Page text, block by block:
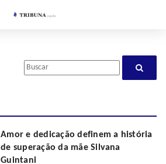
Amor e dedicação definem a história
de superação da mãe Silvana
Guintani